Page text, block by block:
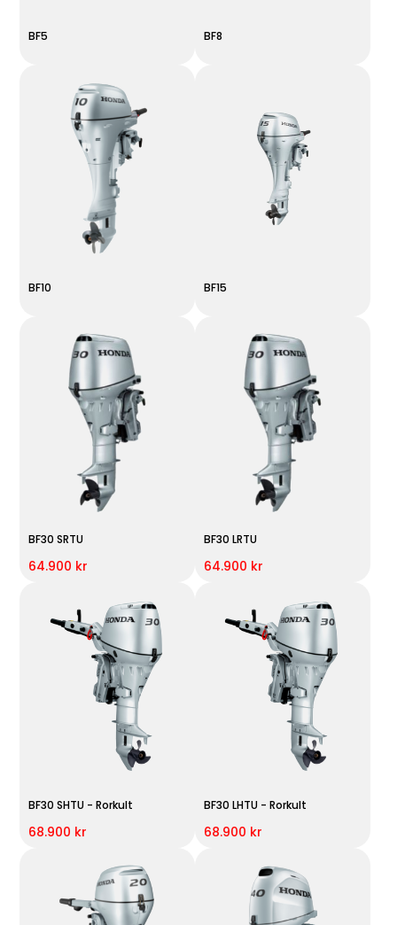
BF5 BF8
BF10 BF15
BF30 SRTU
64.900 kr
BF30 LRTU
64.900 kr
BF30 SHTU - Rorkult
68.900 kr
BF30 LHTU - Rorkult
68.900 kr